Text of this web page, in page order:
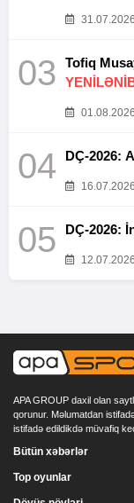
31.07.2026
03
01.08.2026
04 DÇ-2026:
16.07.2026
05 DÇ-2026:
12.07.2026
APA GROUP daxil olan
qorunur. Məlumatdan
istifadə edildikdə müvafiq
Bütün xəbərlər
Top oyunlar